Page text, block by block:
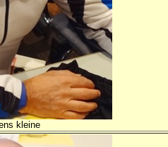
kleine